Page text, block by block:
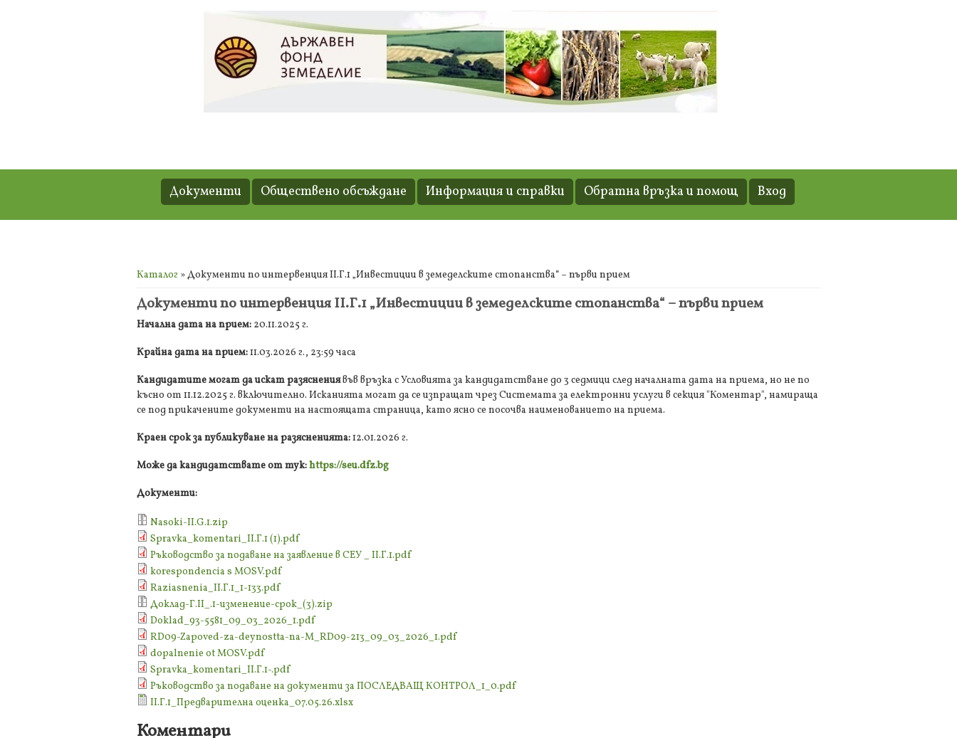
Документи Обществено обсъждане Информация и справки Обратна връзка и помощ Вход
Вие сте тук
Каталог » Документи по интервенция ІІ.Г.1 „Инвестиции в земеделските стопанства“ – първи прием
Документи по интервенция ІІ.Г.1 „Инвестиции в земеделските стопанства“ – първи прием
Начална дата на прием: 20.11.2025 г.
Крайна дата на прием:11.03.2026 г., 23:59 часа
Кандидатите могат да искат разяснениявъв връзка с Условията за кандидатстване до 3 седмици след началната дата на приема, но не по
късно от 11.12.2025 г. включително. Исканията могат да се изпращат чрез Системата за електронни услуги в секция "Коментар", намираща
се под прикачените документи на настоящата страница, като ясно се посочва наименованието на приема.
Краен срок за публикуване на разясненията:12.01.2026 г.
Може да кандидатствате от тук:https://seu.dfz.bg
Документи:
Nasoki-ІІ.G.1.zip
Spravka_komentari_II.Г.1 (1).pdf
Ръководство за подаване на заявление в СЕУ _ II.Г.1.pdf
korespondencia s MOSV.pdf
Raziasnenia_ІІ.Г.1_1-133.pdf
Доклад-Г.II_.1-изменение-срок_(3).zip
Doklad_93-5581_09_03_2026_1.pdf
RD09-Zapoved-za-deynostta-na-M_RD09-213_09_03_2026_1.pdf
dopalnenie ot MOSV.pdf
Spravka_komentari_II.Г.1-.pdf
Ръководство за подаване на документи за ПОСЛЕДВАЩ КОНТРОЛ_1_0.pdf
II.Г.1_Предварителна оценка_07.05.26.xlsx
Коментари